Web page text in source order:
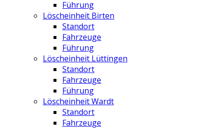
Führung
Löscheinheit Birten
Standort
Fahrzeuge
Führung
Löscheinheit Lüttingen
Standort
Fahrzeuge
Führung
Löscheinheit Wardt
Standort
Fahrzeuge